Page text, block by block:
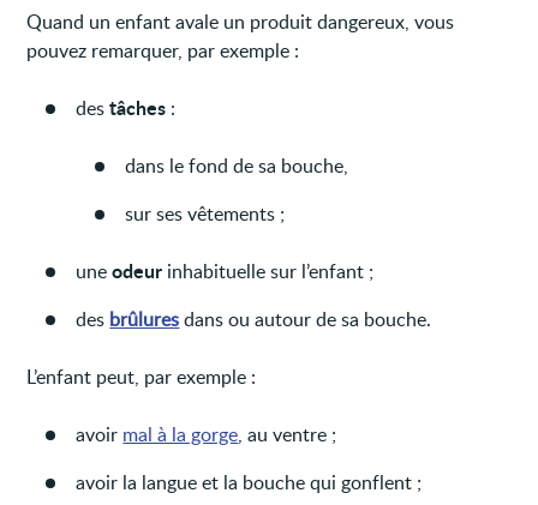
Quand un enfant avale un produit dangereux, vous
pouvez remarquer, par exemple :
destâches :
dans le fond de sa bouche,
sur ses vêtements ;
uneodeur inhabituelle sur l’enfant ;
des brûluresdans ou autour de sa bouche.
L’enfant peut, par exemple :
avoir mal à la gorge, au ventre ;
avoir la langue et la bouche qui gonflent ;